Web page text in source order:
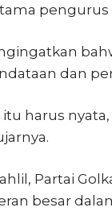
pengurus
dan
itu harus
Partai
besar